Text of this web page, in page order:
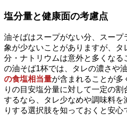
塩分量と健康面の考慮点
油そばはスープがない分、スープ
象が少ないことがありますが、タ
分・ナトリウムは意外と多くなる
の油そば1杯では、タレの濃さや
の食塩相当量が含まれることが多
りの目安塩分量に対して一定の
するなら、タレ少なめや調味料を
りする選択肢を知っておくと安心